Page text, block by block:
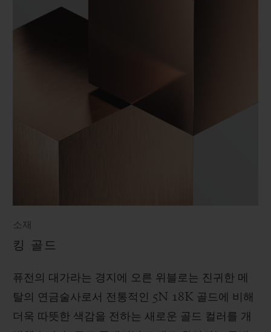
소재
킹 골드
퓨전의 대가라는 경지에 오른 위블로는 진귀한 메
탈의 연금술사로서 전통적인 5N 18K 골드에 비해
더욱 따뜻한 색감을 전하는 새로운 골드 컬러를 개